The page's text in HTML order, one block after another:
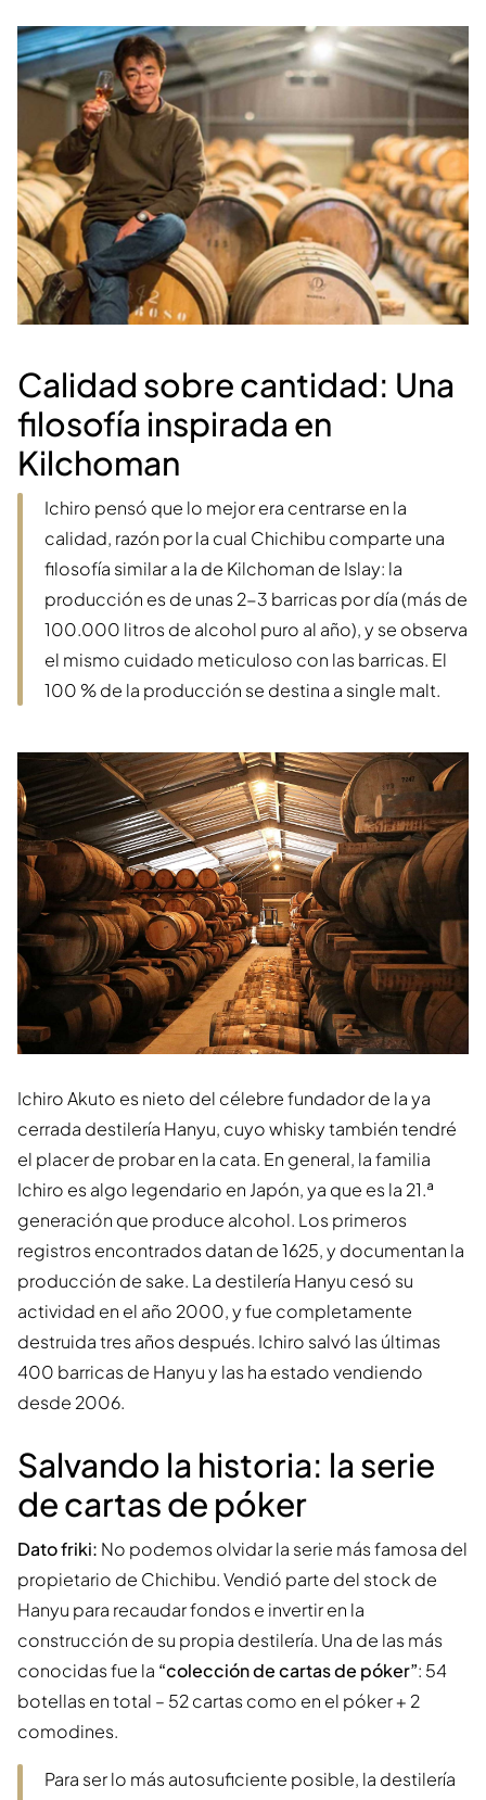
Calidad sobre cantidad: Una
filosofía inspirada en
Kilchoman
Ichiro pensó que lo mejor era centrarse en la
calidad, razón por la cual Chichibu comparte una
filosofía similar a la de Kilchoman de Islay: la
producción es de unas 2-3 barricas por día (más de
100.000 litros de alcohol puro al año), y se observa
el mismo cuidado meticuloso con las barricas. El
100 % de la producción se destina a single malt.
Ichiro Akuto es nieto del célebre fundador de la ya
cerrada destilería Hanyu, cuyo whisky también tendré
el placer de probar en la cata. En general, la familia
Ichiro es algo legendario en Japón, ya que es la 21.ª
generación que produce alcohol. Los primeros
registros encontrados datan de 1625, y documentan la
producción de sake. La destilería Hanyu cesó su
actividad en el año 2000, y fue completamente
destruida tres años después. Ichiro salvó las últimas
400 barricas de Hanyu y las ha estado vendiendo
desde 2006.
Salvando la historia: la serie
de cartas de póker
Dato friki: No podemos olvidar la serie más famosa del
propietario de Chichibu. Vendió parte del stock de
Hanyu para recaudar fondos e invertir en la
construcción de su propia destilería. Una de las más
conocidas fue la “colección de cartas de póker”: 54
botellas en total – 52 cartas como en el póker + 2
comodines.
Para ser lo más autosuficiente posible, la destilería